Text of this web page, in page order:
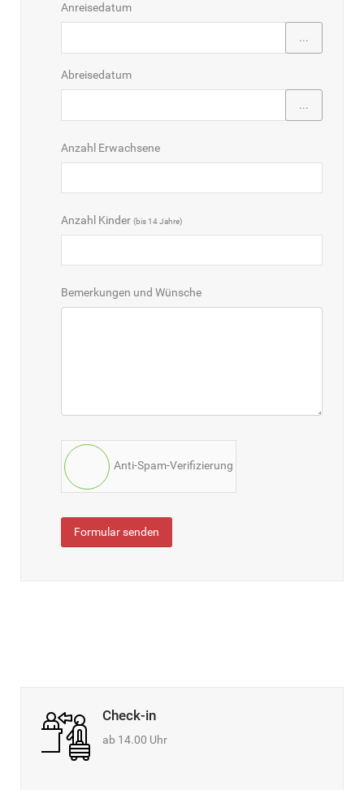
Anreisedatum
...
Abreisedatum
...
Anzahl Erwachsene
Anzahl Kinder (bis 14 Jahre)
Bemerkungen und Wünsche
Anti-Spam-Verifizierung
Formular senden
Check-in
ab 14.00 Uhr